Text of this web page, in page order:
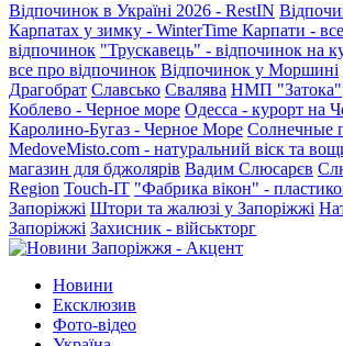
Відпочинок в Україні 2026 - RestIN
Карпатах у зимку - WinterTime Карпати -
відпочинок "Трускавець" - відпочинок на
все про відпочинок Відпочинок у Моршині
Драгобрат Славсько Свалява НМП "Затока"
Коблево - Черное море Одесса - курорт на
Каролино-Бугаз - Черное Море Солнечные
MedoveMisto.com - натуральний віск та
магазин для бджолярів Вадим Слюсарєв
Region Touch-IT "Фабрика вікон" -
Запоріжжі Штори та жалюзі у Запоріжжі
Запоріжжі Захисник - військторг
Новини
Ексклюзив
Фото-відео